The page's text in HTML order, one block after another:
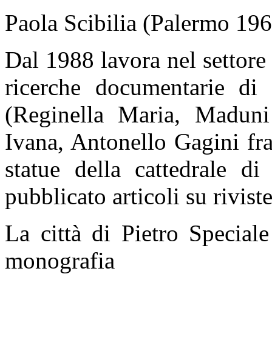
Paola Scibilia (Palermo
Dal 1988 lavora nel
ricerche documentarie
(Reginella Maria,
Ivana, Antonello Gagini
statue della cattedrale di
pubblicato articoli su
La città di Pietro
monografia